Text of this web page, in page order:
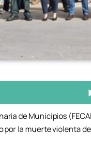
de Municipios
la muerte violenta